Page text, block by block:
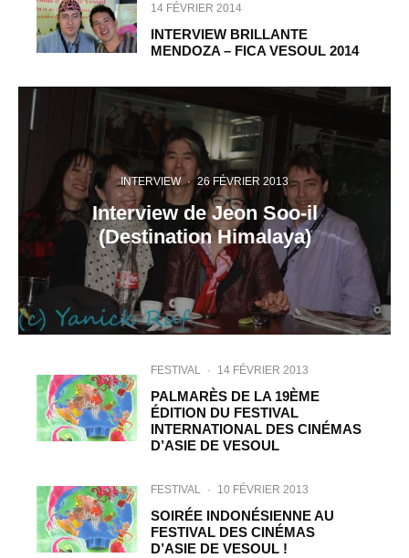
14 FÉVRIER 2014
INTERVIEW BRILLANTE
MENDOZA – FICA VESOUL 2014
INTERVIEW · 26 FÉVRIER 2013
Interview de Jeon Soo-il
(Destination Himalaya)
FESTIVAL · 14 FÉVRIER 2013
PALMARÈS DE LA 19ÈME
ÉDITION DU FESTIVAL
INTERNATIONAL DES CINÉMAS
D’ASIE DE VESOUL
FESTIVAL · 10 FÉVRIER 2013
SOIRÉE INDONÉSIENNE AU
FESTIVAL DES CINÉMAS
D’ASIE DE VESOUL !